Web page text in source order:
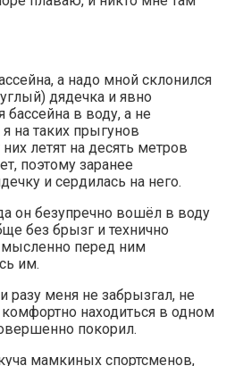
а надо мной склонился
дядечка и явно
бассейна в воду, а не
на таких прыгунов
летят на десять метров
поэтому заранее
и сердилась на него.
он безупречно вошёл в воду
без брызг и технично
перед ним
им.
разу меня не забрызгал, не
находиться в одном
покорил.
мамкиных спортсменов,